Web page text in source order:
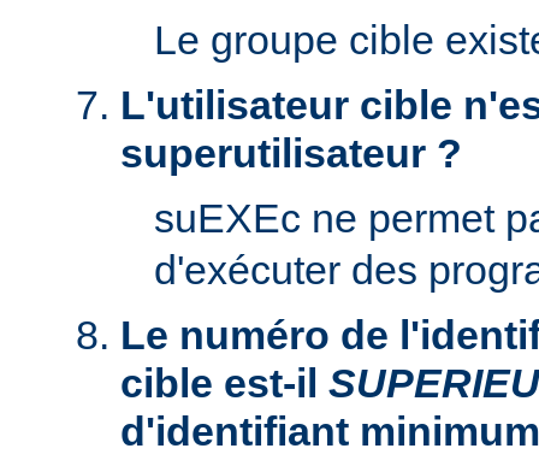
Le groupe cible
L'utilisateur cible
superutilisateur ?
suEXEc ne permet
d'exécuter des
Le numéro de
cible est-il
d'identifiant